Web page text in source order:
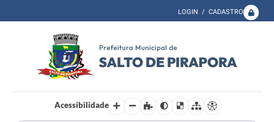
LOGIN / CADASTRO
Acessibilidade